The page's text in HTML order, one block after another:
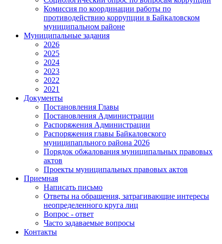
Комиссия по координации работы по
противодействию коррупции в Байкаловском
муниципальном районе
Муниципальные задания
2026
2025
2024
2023
2022
2021
Документы
Постановления Главы
Постановления Администрации
Распоряжения Администрации
Распоряжения главы Байкаловского
муниципапльного района 2026
Порядок обжалования муниципальных правовых
актов
Проекты муниципальных правовых актов
Приемная
Написать письмо
Ответы на обращения, затрагивающие интересы
неопределенного круга лиц
Вопрос - ответ
Часто задаваемые вопросы
Контакты